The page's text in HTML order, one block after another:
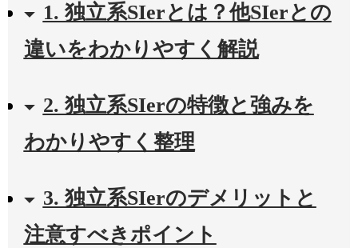
1. 独立系SIerとは？他SIerとの
違いをわかりやすく解説
2. 独立系SIerの特徴と強みを
わかりやすく整理
3. 独立系SIerのデメリットと
注意すべきポイント